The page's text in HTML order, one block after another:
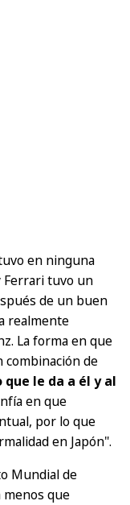
en ninguna
Ferrari tuvo un
de un buen
realmente
La forma en que
de
le da a él y al
en que
por lo que
en Japón".
Mundial de
menos que